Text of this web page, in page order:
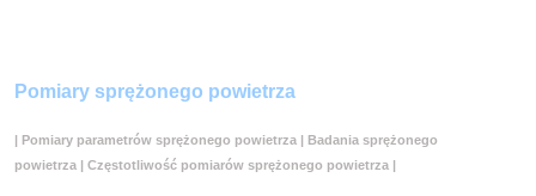
Pomiary sprężonego powietrza
| Pomiary parametrów sprężonego powietrza | Badania sprężonego
powietrza | Częstotliwość pomiarów sprężonego powietrza |